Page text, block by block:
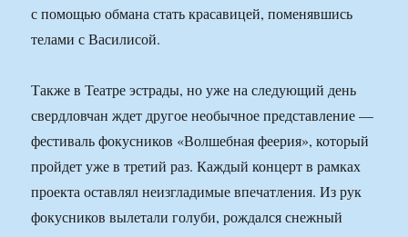
с помощью обмана стать красавицей, поменявшись
телами с Василисой.
Также в Театре эстрады, но уже на следующий день
свердловчан ждет другое необычное представление —
фестиваль фокусников «Волшебная феерия», который
пройдет уже в третий раз. Каждый концерт в рамках
проекта оставлял неизгладимые впечатления. Из рук
фокусников вылетали голуби, рождался снежный